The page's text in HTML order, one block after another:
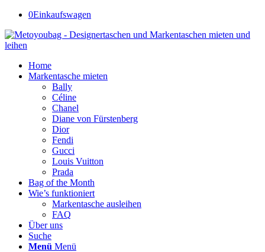
0Einkaufswagen
Home
Markentasche mieten
Bally
Céline
Chanel
Diane von Fürstenberg
Dior
Fendi
Gucci
Louis Vuitton
Prada
Bag of the Month
Wie’s funktioniert
Markentasche ausleihen
FAQ
Über uns
Suche
Menü Menü